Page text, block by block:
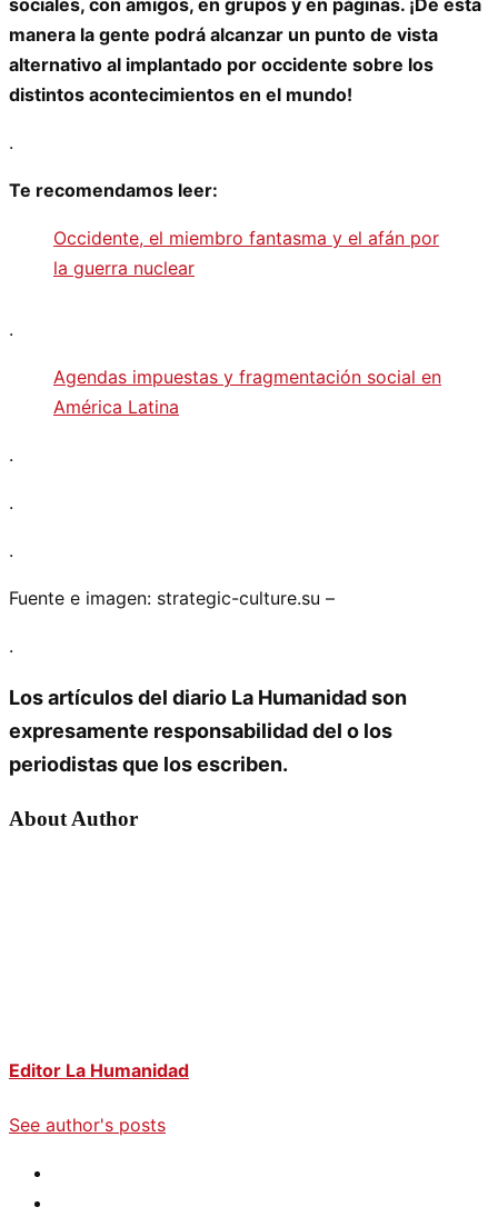
manera la gente podrá alcanzar un punto de vista
alternativo al implantado por occidente sobre los
distintos acontecimientos en el mundo!
.
Te recomendamos leer:
Occidente, el miembro fantasma y el afán por
la guerra nuclear
.
Agendas impuestas y fragmentación social en
América Latina
.
.
.
Fuente e imagen: strategic-culture.su –
.
Los artículos del diario La Humanidad son
expresamente responsabilidad del o los
periodistas que los escriben.
About Author
Editor La Humanidad
See author's posts